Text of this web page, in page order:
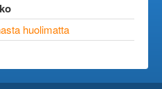
huolimatta